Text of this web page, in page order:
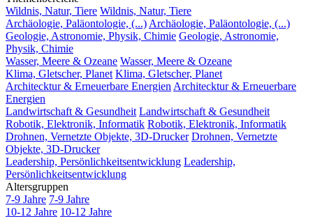
Wildnis, Natur, Tiere Wildnis, Natur, Tiere
Archäologie, Paläontologie, (...) Archäologie, Paläontologie, (...)
Geologie, Astronomie, Physik, Chimie Geologie, Astronomie,
Physik, Chimie
Wasser, Meere & Ozeane Wasser, Meere & Ozeane
Klima, Gletscher, Planet Klima, Gletscher, Planet
Architecktur & Erneuerbare Energien Architecktur & Erneuerbare
Energien
Landwirtschaft & Gesundheit Landwirtschaft & Gesundheit
Robotik, Elektronik, Informatik Robotik, Elektronik, Informatik
Drohnen, Vernetzte Objekte, 3D-Drucker Drohnen, Vernetzte
Objekte, 3D-Drucker
Leadership, Persönlichkeitsentwicklung Leadership,
Persönlichkeitsentwicklung
Altersgruppen
7-9 Jahre 7-9 Jahre
10-12 Jahre 10-12 Jahre